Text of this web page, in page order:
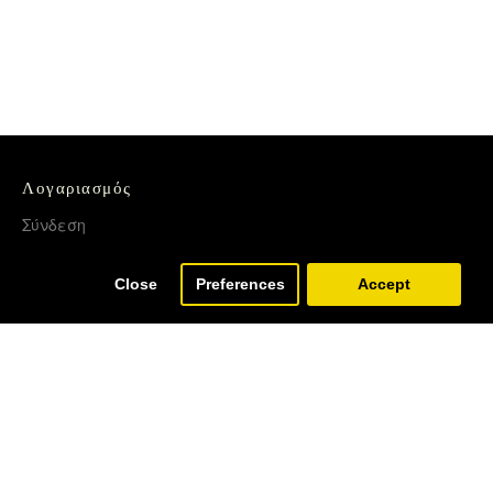
Close Preferences Accept
Λογαριασμός
Σύνδεση